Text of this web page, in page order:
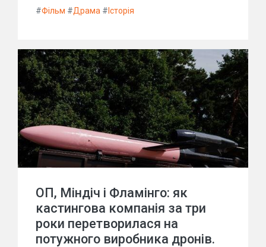
#Фільм #Драма # Історія
ОП, Міндіч і Фламінго: як
кастингова компанія за три
роки перетворилася на
потужного виробника дронів.